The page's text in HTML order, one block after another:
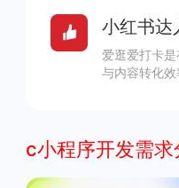
小红书达
爱逛爱打卡
与内容转化效
c小程序开发需求